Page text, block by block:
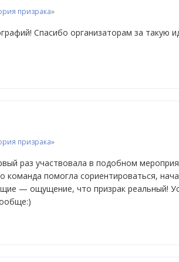
призрака»
Спасибо организаторам за такую
призрака»
раз участвовала в подобном
помогла сориентироваться,
— ощущение, что призрак реальный!